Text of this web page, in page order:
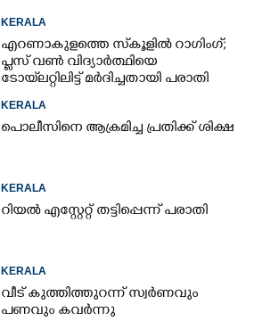
KERALA
എറണാകുളത്തെ സ്‌കൂളിൽ റാഗിംഗ്;
പ്ലസ് വൺ വിദ്യാർത്ഥിയെ
ടോയ്‌ലറ്റിലിട്ട് മർദിച്ചതായി പരാതി
KERALA
പൊലീസിനെ ആക്രമിച്ച പ്രതിക്ക് ശിക്ഷ
KERALA
റിയൽ എസ്റ്റേറ്റ് തട്ടിപ്പെന്ന് പരാതി
KERALA
വീട് കുത്തിത്തുറന്ന് സ്വർണവും
പണവും കവർന്നു